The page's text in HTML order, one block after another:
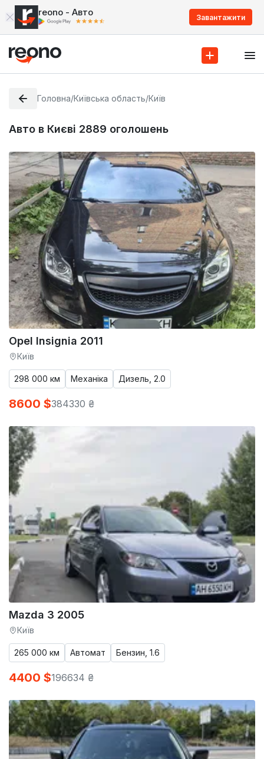
reono - Авто Завантажити
Головна/Київська область/Київ
Авто в Києві 2889 оголошень
Opel Insignia 2011
Київ
298 000 км Механіка Дизель, 2.0
8600 $384330 ₴
Mazda 3 2005
Київ
265 000 км Автомат Бензин, 1.6
4400 $196634 ₴